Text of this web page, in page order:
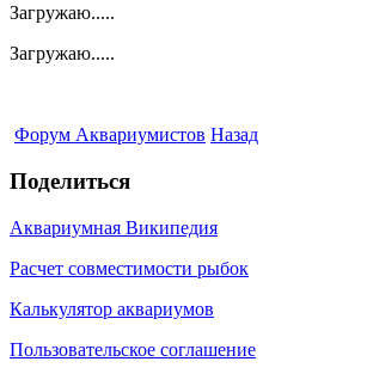
Загружаю.....
Загружаю.....
Форум Аквариумистов Назад
Поделиться
Аквариумная Википедия
Расчет совместимости рыбок
Калькулятор аквариумов
Пользовательское соглашение